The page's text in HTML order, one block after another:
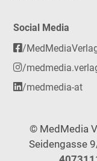
Social Media
/
/
/medmedia-at
© MedMedia
Seidengasse